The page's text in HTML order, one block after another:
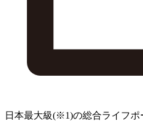
日本最大級(※1)の総合ライフポ